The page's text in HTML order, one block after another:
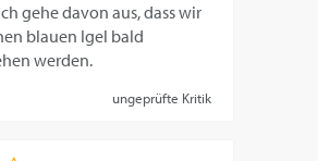
gehe davon aus, dass wir
blauen Igel bald
werden.
ungeprüfte Kritik